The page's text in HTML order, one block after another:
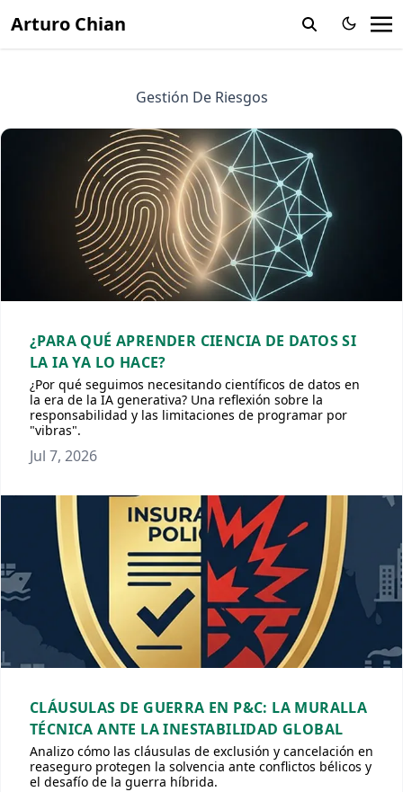
Arturo Chian
Gestión De Riesgos
¿PARA QUÉ APRENDER CIENCIA DE DATOS SI
LA IA YA LO HACE?
¿Por qué seguimos necesitando científicos de datos en
la era de la IA generativa? Una reflexión sobre la
responsabilidad y las limitaciones de programar por
"vibras".
Jul 7, 2026
CLÁUSULAS DE GUERRA EN P&C: LA MURALLA
TÉCNICA ANTE LA INESTABILIDAD GLOBAL
Analizo cómo las cláusulas de exclusión y cancelación en
reaseguro protegen la solvencia ante conflictos bélicos y
el desafío de la guerra híbrida.